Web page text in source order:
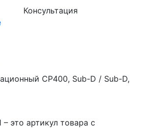
Консультация
CP400, Sub-D / Sub-D,
– это артикул товара с